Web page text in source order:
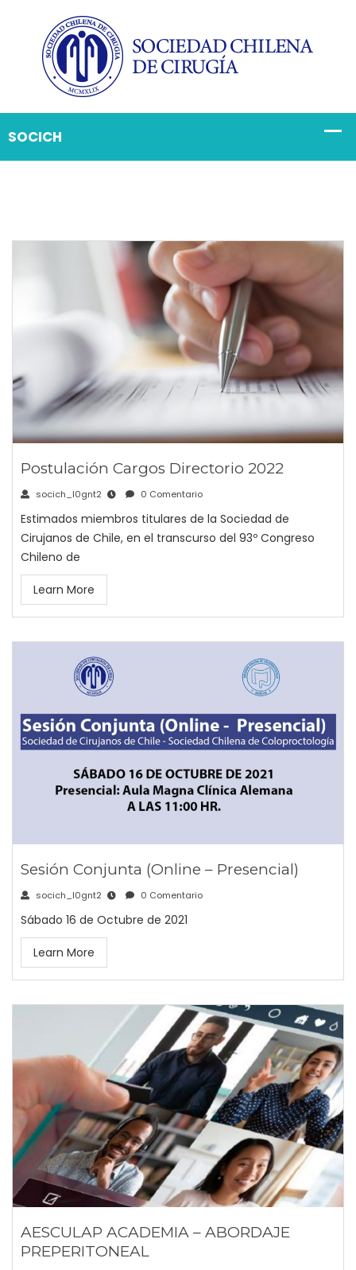
Postulación Cargos Directorio 2022
socich_l0gnt2 0 Comentario
Estimados miembros titulares de la Sociedad de
Cirujanos de Chile, en el transcurso del 93º Congreso
Chileno de
Learn More
Sesión Conjunta (Online – Presencial)
socich_l0gnt2 0 Comentario
Sábado 16 de Octubre de 2021
Learn More
AESCULAP ACADEMIA – ABORDAJE
PREPERITONEAL